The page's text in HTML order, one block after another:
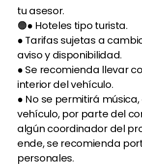
tu asesor.
● Hoteles tipo turista.
● Tarifas sujetas a
aviso y disponibilidad.
● Se recomienda llevar
interior del vehículo.
● No se permitirá
vehículo, por parte del
algún coordinador del
ende, se recomienda
personales.